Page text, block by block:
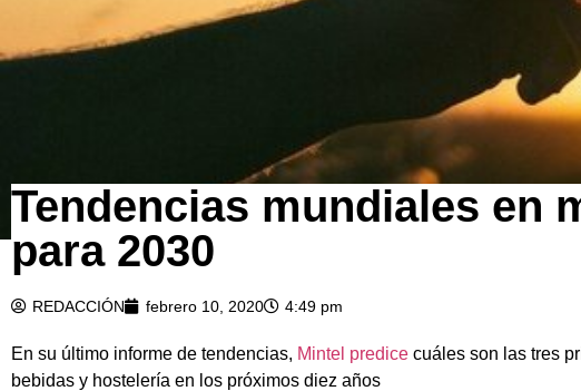
Tendencias mundiales en
para 2030
REDACCIÓN febrero 10, 2020 4:49 pm
En su último informe de tendencias, Mintel predice cuáles son las tres
bebidas y hostelería en los próximos diez años